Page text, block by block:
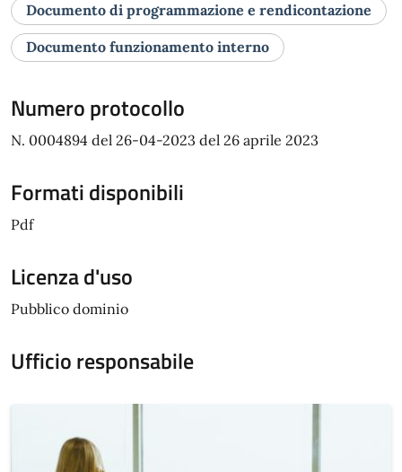
Documento di programmazione e rendicontazione
Documento funzionamento interno
Numero protocollo
N. 0004894 del 26-04-2023 del 26 aprile 2023
Formati disponibili
Pdf
Licenza d'uso
Pubblico dominio
Ufficio responsabile